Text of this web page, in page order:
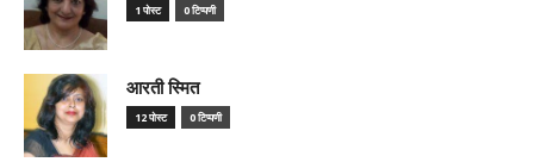
1 पोस्ट 0 टिप्पणी
आरती स्मित
12 पोस्ट 0 टिप्पणी